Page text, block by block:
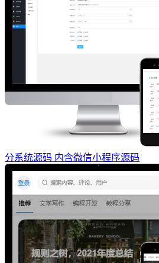
分系统源码 内含微信小程序源码